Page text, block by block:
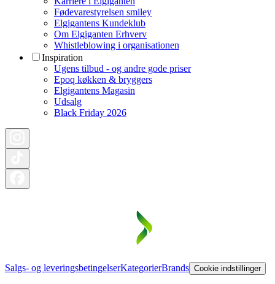
Fødevarestyrelsen smiley
Elgigantens Kundeklub
Om Elgiganten Erhverv
Whistleblowing i organisationen
Inspiration
Ugens tilbud - og andre gode priser
Epoq køkken & bryggers
Elgigantens Magasin
Udsalg
Black Friday 2026
Salgs- og leveringsbetingelserKategorierBrands Cookie indstillinger